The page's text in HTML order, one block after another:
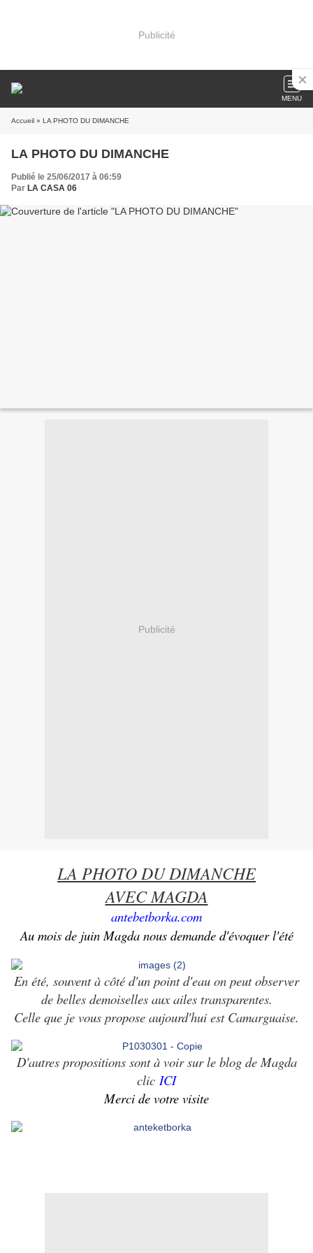
Publicité
MENU
Accueil » LA PHOTO DU DIMANCHE
LA PHOTO DU DIMANCHE
Publié le 25/06/2017 à 06:59
Par LA CASA 06
Publicité
LA PHOTO DU DIMANCHE
AVEC MAGDA
antebetborka.com
Au mois de juin Magda nous demande d'évoquer l'été
En été, souvent à côté d'un point d'eau on peut observer
de belles demoiselles aux ailes transparentes.
Celle que je vous propose aujourd'hui est Camarguaise.
D'autres propositions sont à voir sur le blog de Magda
clic ICI
Merci de votre visite